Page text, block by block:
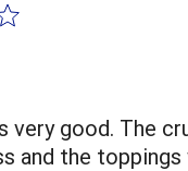
very good. The
and the